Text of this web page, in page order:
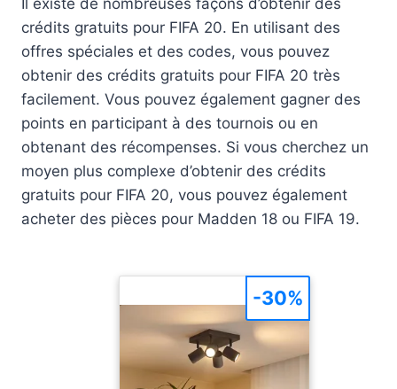
crédits gratuits pour FIFA 20. En utilisant des
offres spéciales et des codes, vous pouvez
obtenir des crédits gratuits pour FIFA 20 très
facilement. Vous pouvez également gagner des
points en participant à des tournois ou en
obtenant des récompenses. Si vous cherchez un
moyen plus complexe d’obtenir des crédits
gratuits pour FIFA 20, vous pouvez également
acheter des pièces pour Madden 18 ou FIFA 19.
-30%